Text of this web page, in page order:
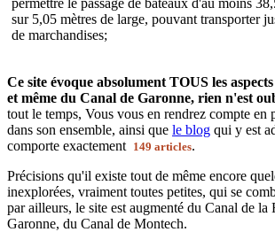
sur 5,05 mètres de large, pouvant transporter
de marchandises;
Ce site évoque absolument TOUS les
et même du Canal de Garonne, rien n'est
tout le temps, Vous vous en rendrez compte en
dans son ensemble, ainsi que le blog qui y est
comporte exactement
149 articles.
Précisions qu'il existe tout de même encore
inexplorées, vraiment toutes petites, qui se
par ailleurs, le site est augmenté du Canal de la
Garonne, du Canal de Montech.